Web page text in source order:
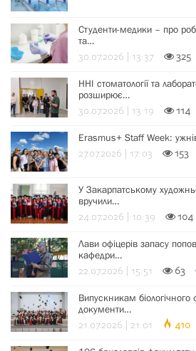
Студенти-медики – про
та…
30.07.2026 | 13:37 325
ННІ стоматології та
розширює…
30.07.2026 | 13:19 114
Erasmus+ Staff Week:
27.07.2026 | 17:03 153
У Закарпатському
вручили…
24.07.2026 | 10:39 104
Лави офіцерів запасу
кафедри…
22.07.2026 | 15:51 63
Випускникам біологічного
документи…
21.07.2026 | 21:01 410